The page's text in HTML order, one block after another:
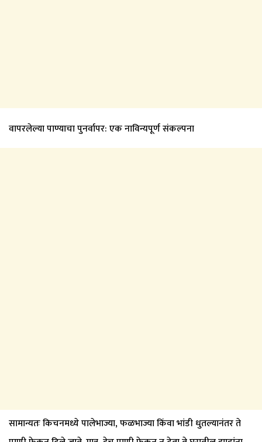
वापरलेल्या पाण्याचा पुनर्वापर: एक नाविन्यपूर्ण संकल्पना
सामान्यतः किचनमध्ये पालेभाज्या, फळभाज्या किंवा भांडी धुतल्यानंतर ते